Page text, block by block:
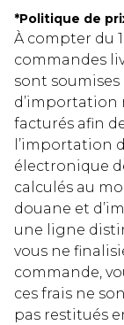
*Politique de
À compter du
commandes
sont soumises
d’importation
facturés afin
l’importation
électronique
calculés au
douane et
une ligne
vous ne
commande,
ces frais ne
pas restitués